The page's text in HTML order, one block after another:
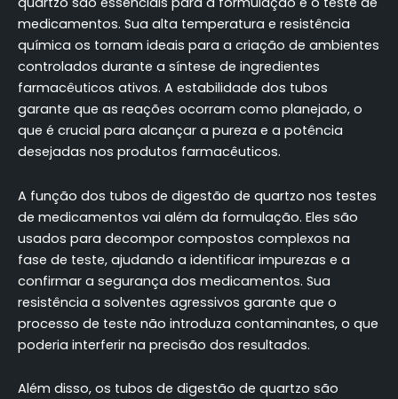
medicamentos. Sua alta temperatura e resistência
química os tornam ideais para a criação de ambientes
controlados durante a síntese de ingredientes
farmacêuticos ativos. A estabilidade dos tubos
garante que as reações ocorram como planejado, o
que é crucial para alcançar a pureza e a potência
desejadas nos produtos farmacêuticos.
A função dos tubos de digestão de quartzo nos testes
de medicamentos vai além da formulação. Eles são
usados para decompor compostos complexos na
fase de teste, ajudando a identificar impurezas e a
confirmar a segurança dos medicamentos. Sua
resistência a solventes agressivos garante que o
processo de teste não introduza contaminantes, o que
poderia interferir na precisão dos resultados.
Além disso, os tubos de digestão de quartzo são